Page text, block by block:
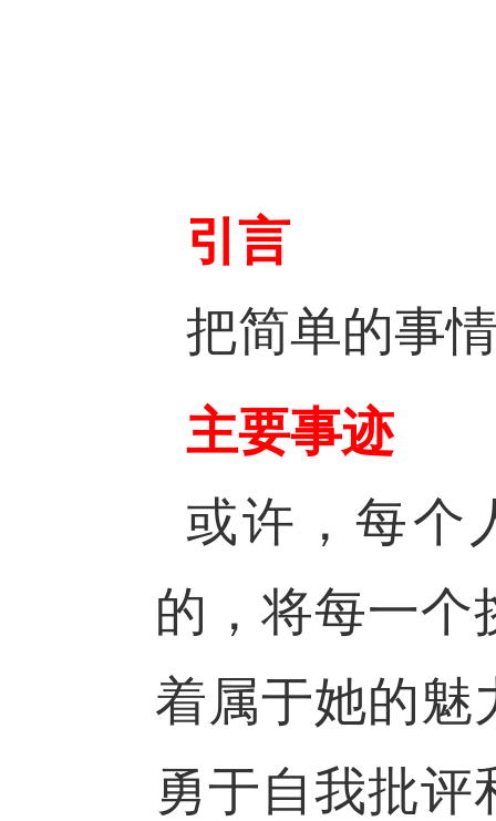
引言
把简单的事
主要事迹
或许，每个
的，将每一个
着属于她的魅
勇于自我批